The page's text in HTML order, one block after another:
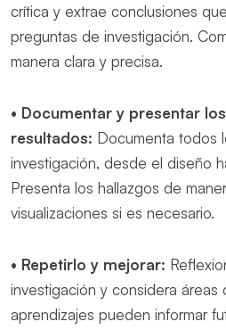
crítica y extrae conclusiones
preguntas de investigación.
manera clara y precisa.
• Documentar y presentar los
resultados: Documenta todos
investigación, desde el diseño
Presenta los hallazgos de
visualizaciones si es necesario.
• Repetirlo y mejorar:
investigación y considera áreas
aprendizajes pueden informar